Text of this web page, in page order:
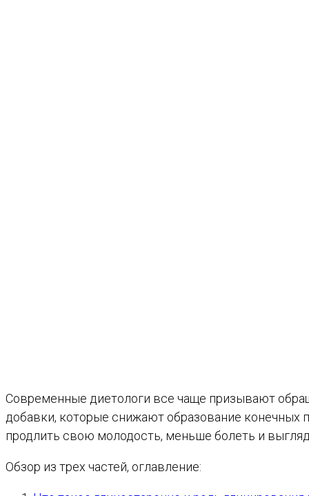
Современные диетологи все чаще призывают
добавки, которые снижают образование конечных
продлить свою молодость, меньше болеть и
Обзор из трех частей, оглавление: